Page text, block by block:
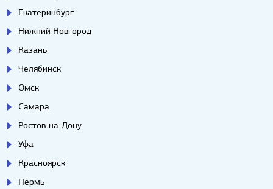
Екатеринбург
Нижний Новгород
Казань
Челябинск
Омск
Самара
Ростов-на-Дону
Уфа
Красноярск
Пермь